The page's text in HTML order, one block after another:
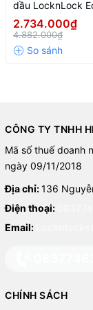
4. An toàn và dễ
Nồi chiên được
bảo an toàn tuyệt
dầu LocknLock
220V, 50Hz,
màu đen.
2.734.000₫
4.882.000₫
CÔNG TY TNHH
Mã số thuế doanh
ngày 09/11/2018
Địa chỉ:136
Điện thoại:
Email:
CHÍNH SÁCH